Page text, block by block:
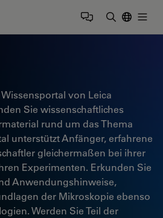
von Leica
Sie wissenschaftliches
rund um das Thema
unterstützt Anfänger, erfahrene
gleichermaßen bei ihrer
Experimenten. Erkunden Sie
Anwendungshinweise,
der Mikroskopie ebenso
Werden Sie Teil der